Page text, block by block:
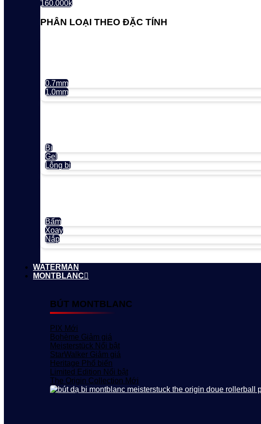
160.000k
PHÂN LOẠI THEO ĐẶC TÍNH
0.7mm
1.0mm
Bi
Gel
Lông bi
Bấm
Xoay
Nắp
WATERMAN
MONTBLANC
BÚT MONTBLANC
PIX
Bohème
Meisterstück
StarWalker
Heritage
Limited Edition
The Origin Collection